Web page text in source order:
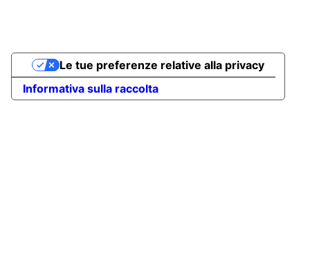
Informativa sulla raccolta
Le tue preferenze relative alla privacy